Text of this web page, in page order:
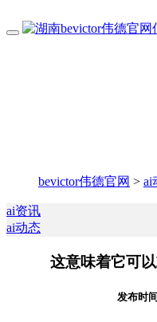
bevictor伟德官网 > ai
ai资讯
ai动态
这意味着它可
发布时